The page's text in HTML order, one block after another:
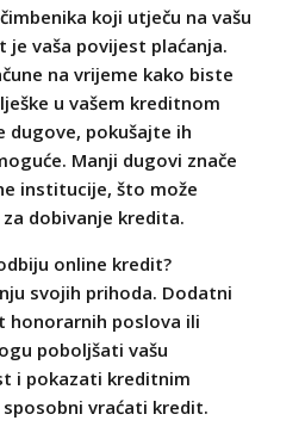
koji utječu na vašu
vaša povijest plaćanja.
na vrijeme kako biste
u vašem kreditnom
dugove, pokušajte ih
Manji dugovi znače
institucije, što može
dobivanje kredita.
online kredit?
svojih prihoda. Dodatni
honorarnih poslova ili
poboljšati vašu
i pokazati kreditnim
vraćati kredit.